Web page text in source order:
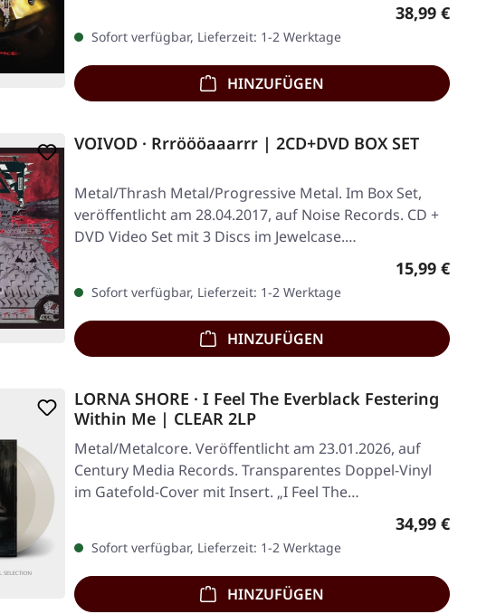
Regulärer
38,99 €
Sofort verfügbar, Lieferzeit: 1-2 Werktage
HINZUFÜGEN
VOIVOD · Rrröööaaarrr | 2CD+DVD BOX SET
Metal/Thrash Metal/Progressive Metal. Im Box Set,
veröffentlicht am 28.04.2017, auf Noise Records. CD +
DVD Video Set mit 3 Discs im Jewelcase.…
Regulärer
15,99 €
Sofort verfügbar, Lieferzeit: 1-2 Werktage
HINZUFÜGEN
LORNA SHORE · I Feel The Everblack Festering
Within Me | CLEAR 2LP
Metal/Metalcore. Veröffentlicht am 23.01.2026, auf
Century Media Records. Transparentes Doppel-Vinyl
im Gatefold-Cover mit Insert. „I Feel The…
Regulärer
34,99 €
Sofort verfügbar, Lieferzeit: 1-2 Werktage
HINZUFÜGEN